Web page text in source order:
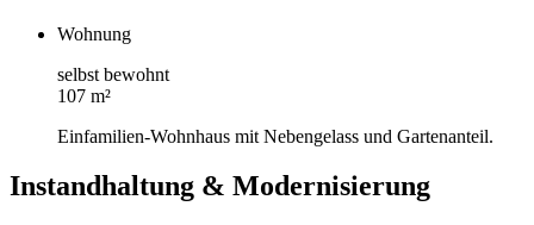
Wohnung
selbst bewohnt
107 m²
Einfamilien-Wohnhaus mit Nebengelass und Gartenanteil.
Instandhaltung & Modernisierung